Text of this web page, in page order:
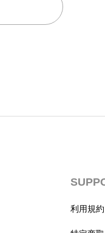
利用規約